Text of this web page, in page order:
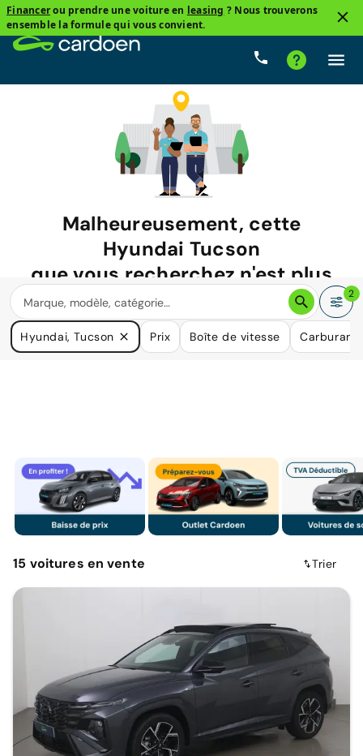
Financerou prendre une voiture en leasing ? Nous trouverons
ensemble la formule qui vous convient.
Malheureusement, cette
Hyundai Tucson
que vous recherchez n'est plus
disponible.
Nous avons de nombreuses voitures qui pourraient répondre
à vos besoins.
2
Hyundai, Tucson Prix Boîte de vitesse Carburant
15 voitures en vente Trier